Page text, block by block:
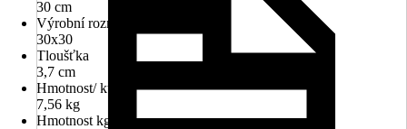
30 cm
Výrobní rozměr (dxš)
30x30
Tloušťka
3,7 cm
Hmotnost/ kus
7,56 kg
Hmotnost kg/m²